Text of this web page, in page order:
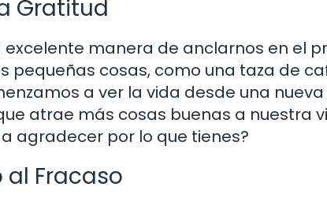
Gratitud
manera de anclarnos en el
pequeñas cosas, como una taza de
a ver la vida desde una
atrae más cosas buenas a nuestra
agradecer por lo que tienes?
al Fracaso